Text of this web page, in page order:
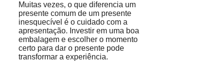
Muitas vezes, o que diferencia um
presente comum de um presente
inesquecível é o cuidado com a
apresentação. Investir em uma boa
embalagem e escolher o momento
certo para dar o presente pode
transformar a experiência.